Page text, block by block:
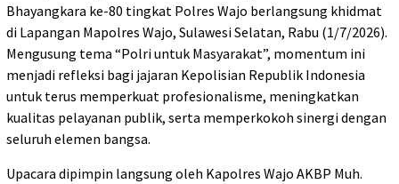
Bhayangkara ke-80 tingkat Polres Wajo berlangsung khidmat
di Lapangan Mapolres Wajo, Sulawesi Selatan, Rabu (1/7/2026).
Mengusung tema “Polri untuk Masyarakat”, momentum ini
menjadi refleksi bagi jajaran Kepolisian Republik Indonesia
untuk terus memperkuat profesionalisme, meningkatkan
kualitas pelayanan publik, serta memperkokoh sinergi dengan
seluruh elemen bangsa.
Upacara dipimpin langsung oleh Kapolres Wajo AKBP Muh.